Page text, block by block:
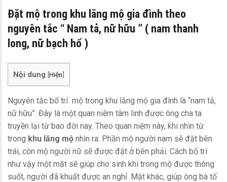
Đặt mộ trong khu lăng mộ gia đình theo
nguyên tắc “ Nam tả, nữ hữu ” ( nam thanh
long, nữ bạch hổ )
Nội dung [Hiện]
Nguyên tắc bố trí mộ trong khu lăng mộ gia đình là “nam tả,
nữ hữu”. Đây là một quan niệm tâm linh được ông cha ta
truyền lại từ bao đời nay. Theo quan niệm này, khi nhìn từ
trong khu lăng mộ nhìn ra. Phần mộ người nam sẽ đặt bên
trái, còn mộ người nữ sẽ được đặt ở bên phải. Cách bố trí
như vậy một mặt sẽ giúp cho sinh khí trong mộ được thông
suốt, người đã khuất được an nghỉ. Mặt khác, giúp ông bà tổ